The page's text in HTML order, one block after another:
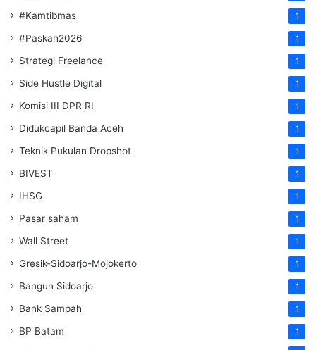
#Kamtibmas 1
#Paskah2026 1
Strategi Freelance 1
Side Hustle Digital 1
Komisi III DPR RI 1
Didukcapil Banda Aceh 1
Teknik Pukulan Dropshot 1
BIVEST 1
IHSG 1
Pasar saham 1
Wall Street 1
Gresik-Sidoarjo-Mojokerto 1
Bangun Sidoarjo 1
Bank Sampah 1
BP Batam 1